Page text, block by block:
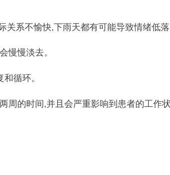
系不愉快,下雨天都有可能导致情绪低
慢慢淡去。
循环。
的时间,并且会严重影响到患者的工作